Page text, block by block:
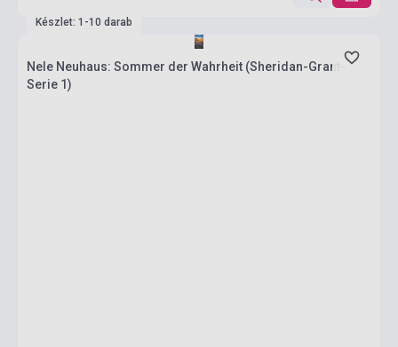
Készlet: 1-10 darab
Nele Neuhaus: Sommer der Wahrheit (Sheridan-Grant-
Serie 1)